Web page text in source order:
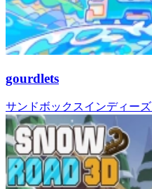
gourdlets
サンドボックスインディーズ